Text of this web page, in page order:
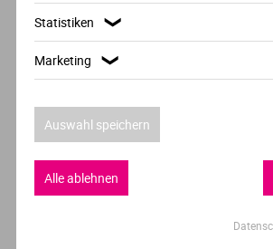
Medizinpädagogik, B.A.
Carl Remigius Medical School
Statistiken ❯
Marketing ❯
Auswahl speichern
Alle ablehnen